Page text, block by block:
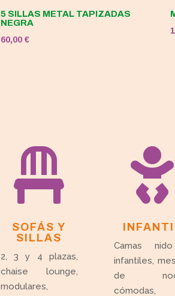
5 SILLAS METAL TAPIZADAS
NEGRA
60,00 €

SOFÁS Y
SILLAS
2, 3 y 4 plazas,
chaise lounge,
modulares,

Camas
infantiles,
de
cómodas,